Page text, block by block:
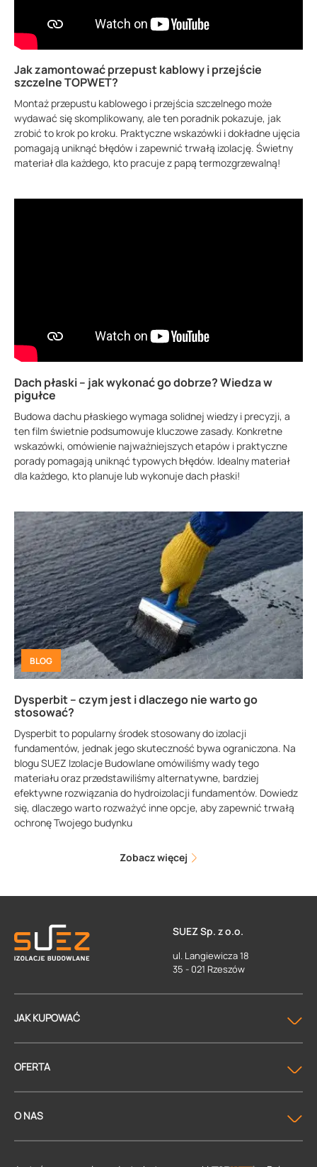
Jak zamontować przepust kablowy i przejście
szczelne TOPWET?
Montaż przepustu kablowego i przejścia szczelnego może
wydawać się skomplikowany, ale ten poradnik pokazuje, jak
zrobić to krok po kroku. Praktyczne wskazówki i dokładne ujęcia
pomagają uniknąć błędów i zapewnić trwałą izolację. Świetny
materiał dla każdego, kto pracuje z papą termozgrzewalną!
Dach płaski – jak wykonać go dobrze? Wiedza w
pigułce
Budowa dachu płaskiego wymaga solidnej wiedzy i precyzji, a
ten film świetnie podsumowuje kluczowe zasady. Konkretne
wskazówki, omówienie najważniejszych etapów i praktyczne
porady pomagają uniknąć typowych błędów. Idealny materiał
dla każdego, kto planuje lub wykonuje dach płaski!
BLOG
Dysperbit – czym jest i dlaczego nie warto go
stosować?
Dysperbit to popularny środek stosowany do izolacji
fundamentów, jednak jego skuteczność bywa ograniczona. Na
blogu SUEZ Izolacje Budowlane omówiliśmy wady tego
materiału oraz przedstawiliśmy alternatywne, bardziej
efektywne rozwiązania do hydroizolacji fundamentów. Dowiedz
się, dlaczego warto rozważyć inne opcje, aby zapewnić trwałą
ochronę Twojego budynku
Zobacz więcej
SUEZ Sp. z o.o.
ul. Langiewicza 18
35 - 021 Rzeszów
JAK KUPOWAĆ
OFERTA
O NAS